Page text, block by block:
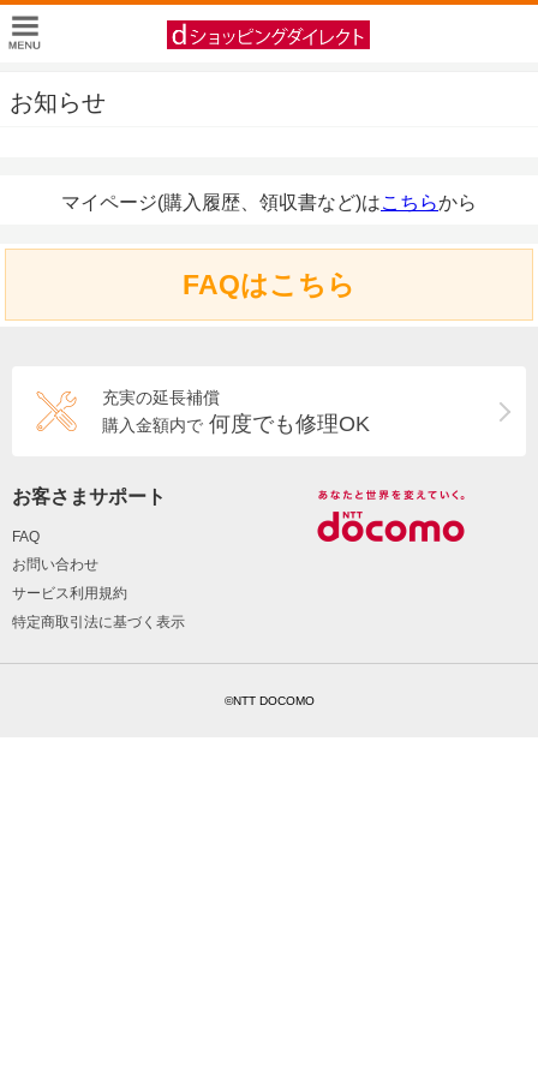
お知らせ
マイページ(購入履歴、領収書など)はこちらから
FAQはこちら
充実の延長補償
購入金額内で 何度でも修理OK
お客さまサポート
FAQ
お問い合わせ
サービス利用規約
特定商取引法に基づく表示
©NTT DOCOMO